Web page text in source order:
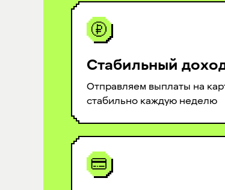
Стабильный
Отправляем выплаты на
стабильно каждую неделю